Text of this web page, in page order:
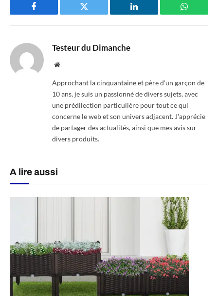
Facebook Twitter LinkedIn
Testeur du Dimanche
Website
Approchant la cinquantaine et père d'un garçon de
10 ans, je suis un passionné de divers sujets, avec
une prédilection particulière pour tout ce qui
concerne le web et son univers adjacent. J'apprécie
de partager des actualités, ainsi que mes avis sur
divers produits.
A lire aussi